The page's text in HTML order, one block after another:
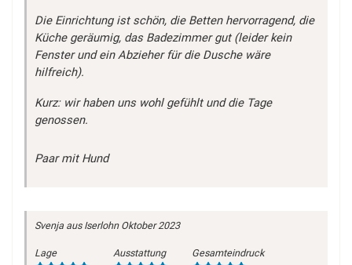
Die Einrichtung ist schön, die Betten hervorragend, die
Küche geräumig, das Badezimmer gut (leider kein
Fenster und ein Abzieher für die Dusche wäre
hilfreich).
Kurz: wir haben uns wohl gefühlt und die Tage
genossen.
Paar mit Hund
Svenja aus Iserlohn Oktober 2023
Lage Ausstattung Gesamteindruck